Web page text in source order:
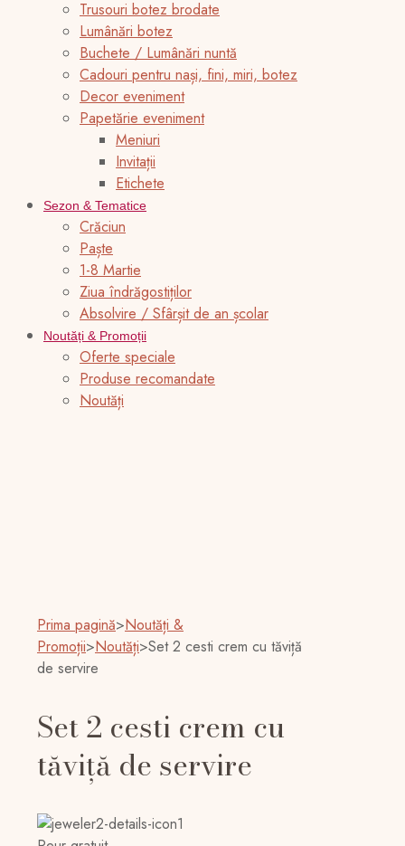
Trusouri botez brodate
Lumânări botez
Buchete / Lumânări nuntă
Cadouri pentru nași, fini, miri, botez
Decor eveniment
Papetărie eveniment
Meniuri
Invitații
Etichete
Sezon & Tematice
Crăciun
Paște
1-8 Martie
Ziua îndrăgostiților
Absolvire / Sfârșit de an școlar
Noutăți & Promoții
Oferte speciale
Produse recomandate
Noutăți
Prima pagină>Noutăți &
Promoții>Noutăți>Set 2 cesti crem cu tăviță
de servire
Set 2 cesti crem cu
tăviță de servire